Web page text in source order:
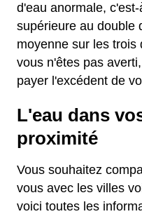
d'eau anormale,
supérieure au double
moyenne sur les trois
vous n'êtes pas
payer l'excédent de
L'eau dans
proximité
Vous souhaitez
vous avec les villes
voici toutes les